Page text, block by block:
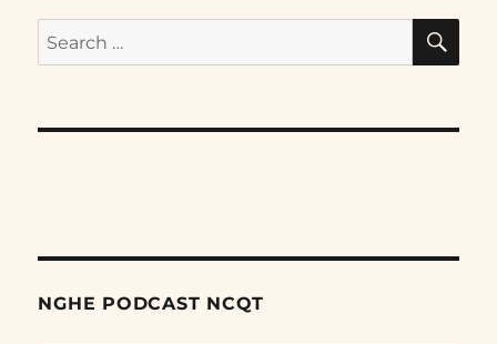
Search
for:
NGHE PODCAST NCQT